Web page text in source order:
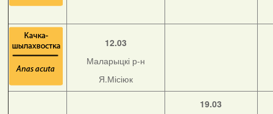
12.03
Маларыцкі р-н
Я.Місіюк
19.03